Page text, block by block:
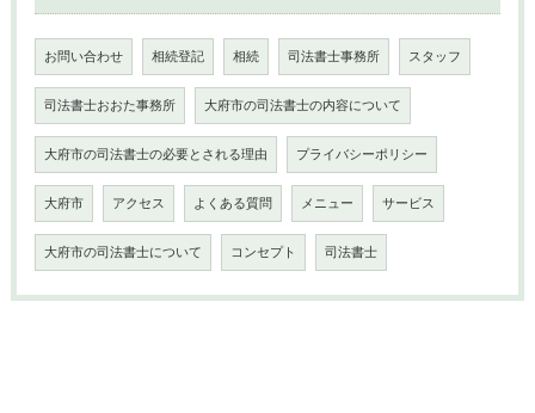
お問い合わせ 相続登記 相続 司法書士事務所 スタッフ
司法書士おおた事務所 大府市の司法書士の内容について
大府市の司法書士の必要とされる理由 プライバシーポリシー
大府市 アクセス よくある質問 メニュー サービス
大府市の司法書士について コンセプト 司法書士